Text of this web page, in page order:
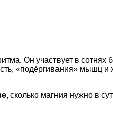
Он участвует в сотнях
«подёргивания» мышц
, сколько магния нужно в